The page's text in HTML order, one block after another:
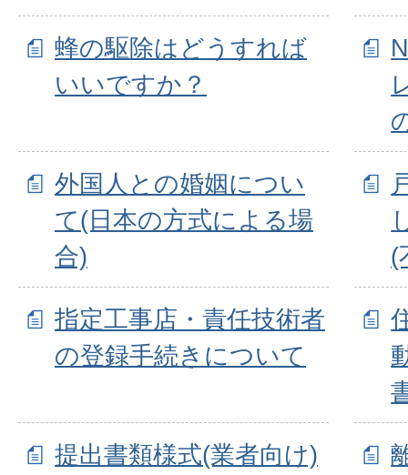
蜂の駆除はどうすれば
いいですか？
外国人との婚姻につい
て(日本の方式による場
合)
(
指定工事店・責任技術者
の登録手続きについて
提出書類様式(業者向け)